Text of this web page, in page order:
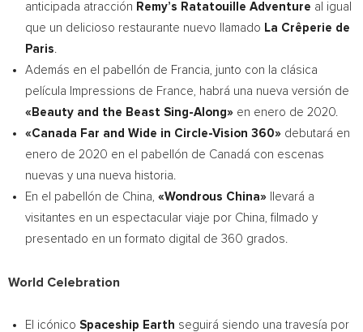
anticipada atracción Remy’s Ratatouille Adventure al igual
que un delicioso restaurante nuevo llamado La Crêperie de
Paris.
Además en el pabellón de Francia, junto con la clásica
película Impressions de France, habrá una nueva versión de
«Beauty and the Beast Sing-Along» en enero de 2020.
«Canada Far and Wide in Circle-Vision 360» debutará en
enero de 2020 en el pabellón de Canadá con escenas
nuevas y una nueva historia.
En el pabellón de China, «Wondrous China»
llevará a
visitantes en un espectacular viaje por China, filmado y
presentado en un formato digital de 360 grados.
World Celebration
El icónico Spaceship Earth seguirá siendo una travesía por